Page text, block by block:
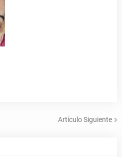
Artículo Siguiente